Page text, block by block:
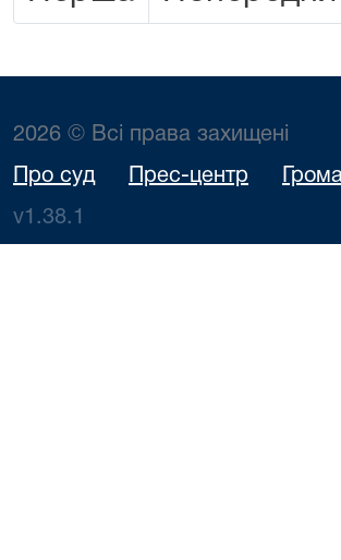
2026 © Всі права захищені
Про суд Прес-центр
v1.38.1